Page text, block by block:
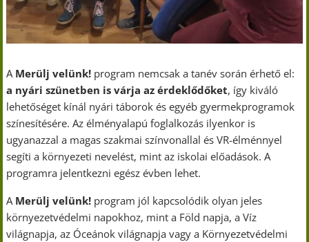
A Merülj velünk! program nemcsak a tanév során érhető el:
a nyári szünetben is várja az érdeklődőket, így kiváló
lehetőséget kínál nyári táborok és egyéb gyermekprogramok
színesítésére. Az élményalapú foglalkozás ilyenkor is
ugyanazzal a magas szakmai színvonallal és VR-élménnyel
segíti a környezeti nevelést, mint az iskolai előadások. A
programra jelentkezni egész évben lehet.
A Merülj velünk! program jól kapcsolódik olyan jeles
környezetvédelmi napokhoz, mint a Föld napja, a Víz
világnapja, az Óceánok világnapja vagy a Környezetvédelmi